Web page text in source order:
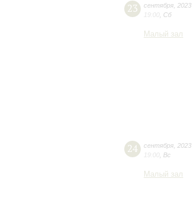
23 сентября 2023
19:00 Сб
Малый зал
24 сентября 2023
19:00 Вс
Малый зал